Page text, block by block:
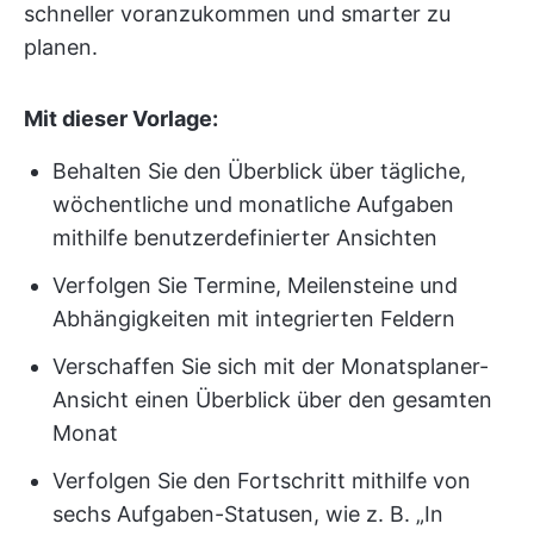
schneller voranzukommen und smarter zu
planen.
Mit dieser Vorlage:
Behalten Sie den Überblick über tägliche,
wöchentliche und monatliche Aufgaben
mithilfe benutzerdefinierter Ansichten
Verfolgen Sie Termine, Meilensteine und
Abhängigkeiten mit integrierten Feldern
Verschaffen Sie sich mit der Monatsplaner-
Ansicht einen Überblick über den gesamten
Monat
Verfolgen Sie den Fortschritt mithilfe von
sechs Aufgaben-Statusen, wie z. B. „In